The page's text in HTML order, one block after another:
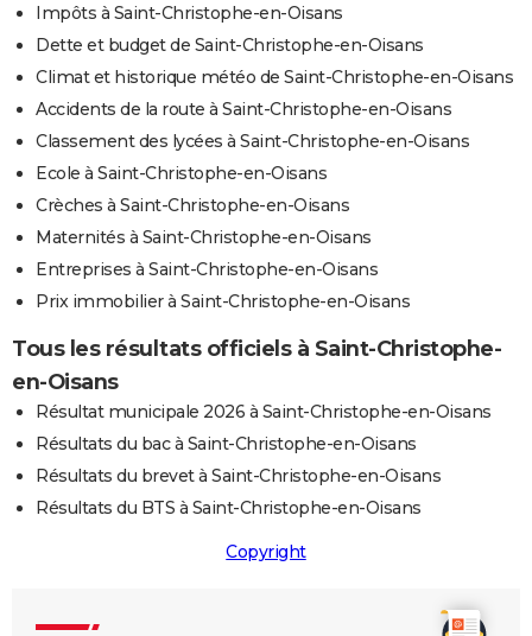
Impôts à Saint-Christophe-en-Oisans
Dette et budget de Saint-Christophe-en-Oisans
Climat et historique météo de Saint-Christophe-en-Oisans
Accidents de la route à Saint-Christophe-en-Oisans
Classement des lycées à Saint-Christophe-en-Oisans
Ecole à Saint-Christophe-en-Oisans
Crèches à Saint-Christophe-en-Oisans
Maternités à Saint-Christophe-en-Oisans
Entreprises à Saint-Christophe-en-Oisans
Prix immobilier à Saint-Christophe-en-Oisans
Tous les résultats officiels à Saint-Christophe-
en-Oisans
Résultat municipale 2026 à Saint-Christophe-en-Oisans
Résultats du bac à Saint-Christophe-en-Oisans
Résultats du brevet à Saint-Christophe-en-Oisans
Résultats du BTS à Saint-Christophe-en-Oisans
Copyright